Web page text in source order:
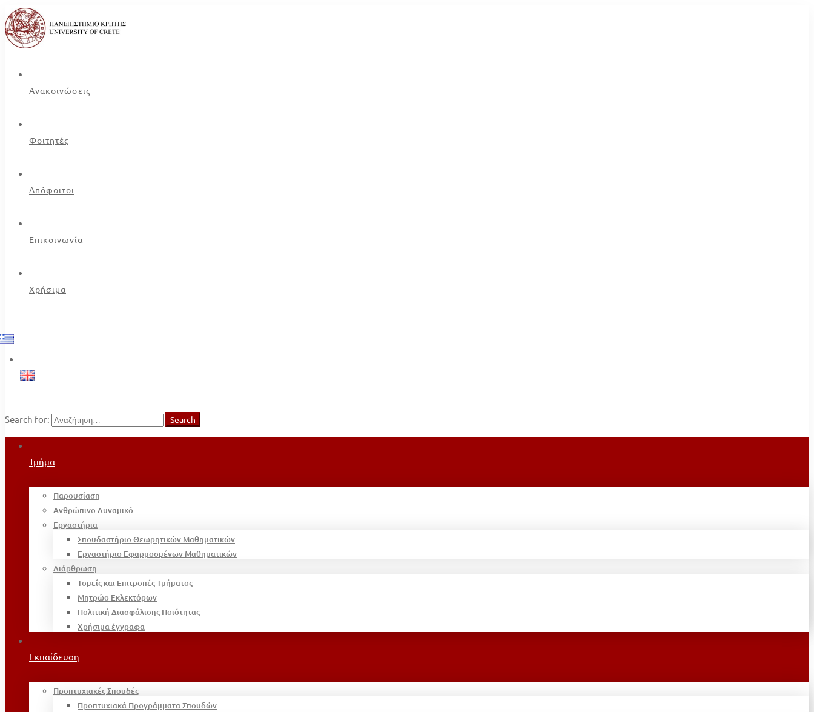
Ανακοινώσεις
Φοιτητές
Απόφοιτοι
Επικοινωνία
Χρήσιμα
Search for: Search
Τμήμα
Παρουσίαση
Ανθρώπινο Δυναμικό
Εργαστήρια
Σπουδαστήριο Θεωρητικών Μαθηματικών
Εργαστήριο Εφαρμοσμένων Μαθηματικών
Διάρθρωση
Τομείς και Επιτροπές Τμήματος
Μητρώο Εκλεκτόρων
Πολιτική Διασφάλισης Ποιότητας
Χρήσιμα έγγραφα
Εκπαίδευση
Προπτυχιακές Σπουδές
Προπτυχιακά Προγράμματα Σπουδών